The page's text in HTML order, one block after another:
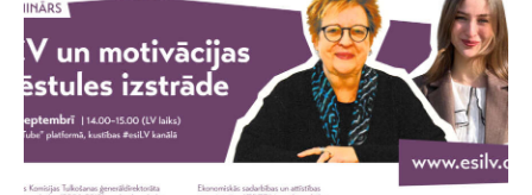
Mentorings
Aktivitātes